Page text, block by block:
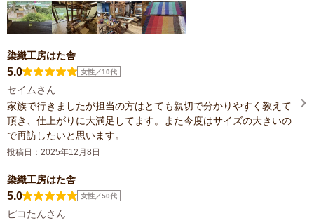
染織工房はた舎
5.0 女性／10代
セイムさん
家族で行きましたが担当の方はとても親切で分かりやすく教えて
頂き、仕上がりに大満足してます。また今度はサイズの大きいの
で再訪したいと思います。
投稿日：2025年12月8日
染織工房はた舎
5.0 女性／50代
ピコたんさん